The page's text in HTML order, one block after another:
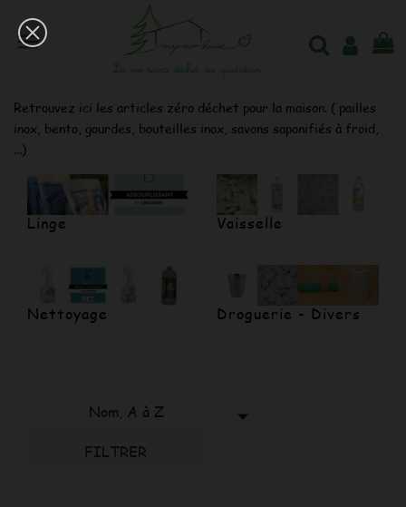

Entretien - Nettoyage
Retrouvez ici les articles zéro déchet pour la maison. ( pailles
inox, bento, gourdes, bouteilles inox, savons saponifiés à froid,
...)
Linge Vaisselle
Nettoyage Droguerie - Divers
Nom, A à Z 
FILTRER